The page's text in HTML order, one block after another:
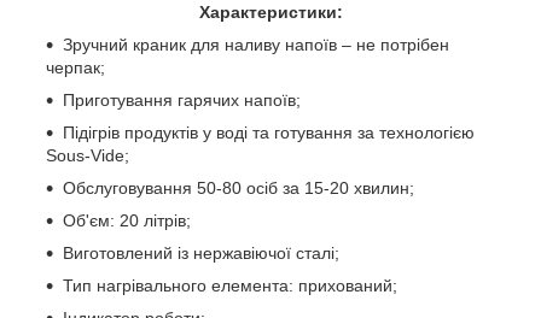
Характеристики:
Зручний краник для наливу напоїв – не потрібен
черпак;
Приготування гарячих напоїв;
Підігрів продуктів у воді та готування за технологією
Sous-Vide;
Обслуговування 50-80 осіб за 15-20 хвилин;
Об'єм: 20 літрів;
Виготовлений із нержавіючої сталі;
Тип нагрівального елемента: прихований;